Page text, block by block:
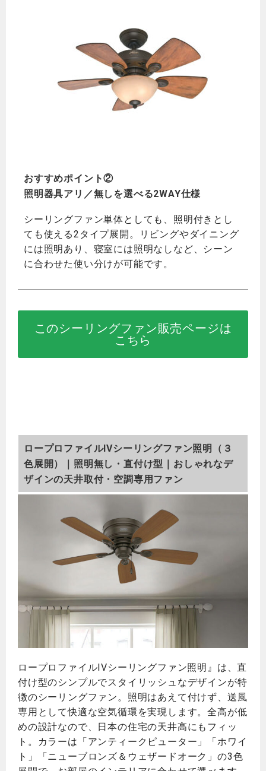
おすすめポイント②
照明器具アリ／無しを選べる2WAY仕様
シーリングファン単体としても、照明付きとし
ても使える2タイプ展開。リビングやダイニング
には照明あり、寝室には照明なしなど、シーン
に合わせた使い分けが可能です。
このシーリングファン販売ページは
こちら
ロープロファイルIVシーリングファン照明（３
色展開）｜照明無し・直付け型｜おしゃれなデ
ザインの天井取付・空調専用ファン
ロープロファイルIVシーリングファン照明』は、直
付け型のシンプルでスタイリッシュなデザインが特
徴のシーリングファン。照明はあえて付けず、送風
専用として快適な空気循環を実現します。全高が低
めの設計なので、日本の住宅の天井高にもフィッ
ト。カラーは「アンティークピューター」「ホワイ
ト」「ニューブロンズ＆ウェザードオーク」の3色